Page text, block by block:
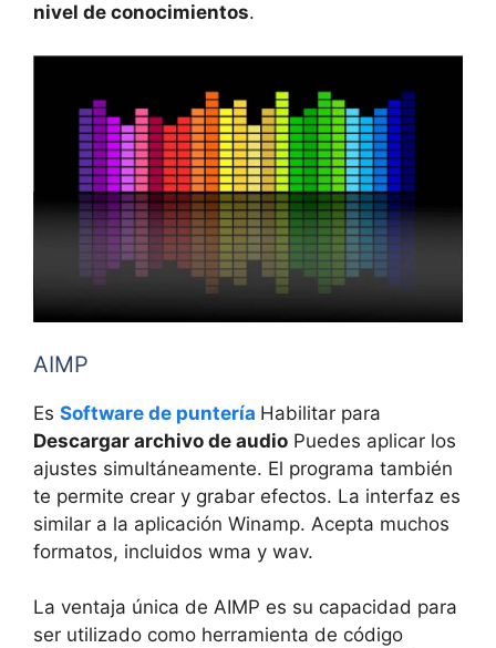
nivel de conocimientos.
AIMP
Es Software de puntería Habilitar para
Descargar archivo de audio Puedes aplicar los
ajustes simultáneamente. El programa también
te permite crear y grabar efectos. La interfaz es
similar a la aplicación Winamp. Acepta muchos
formatos, incluidos wma y wav.
La ventaja única de AIMP es su capacidad para
ser utilizado como herramienta de código